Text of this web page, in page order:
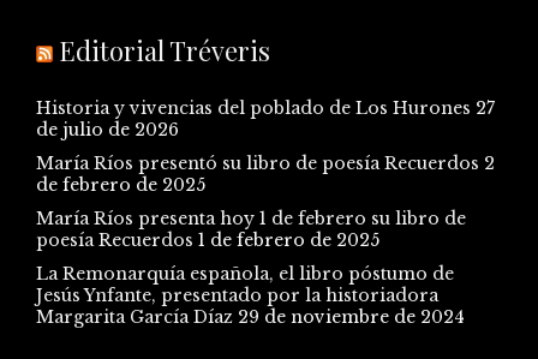
Editorial Tréveris
Historia y vivencias del poblado de Los Hurones 27
de julio de 2026
María Ríos presentó su libro de poesía Recuerdos 2
de febrero de 2025
María Ríos presenta hoy 1 de febrero su libro de
poesía Recuerdos 1 de febrero de 2025
La Remonarquía española, el libro póstumo de
Jesús Ynfante, presentado por la historiadora
Margarita García Díaz 29 de noviembre de 2024